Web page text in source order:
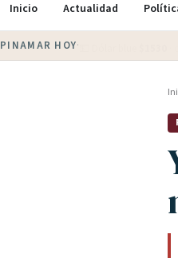
Inicio Actualidad
PINAMAR HOY·